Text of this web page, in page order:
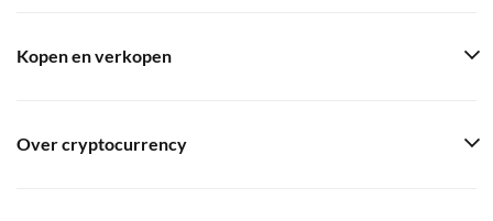
Kopen en verkopen
Over cryptocurrency